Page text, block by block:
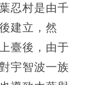
忍村是由千
建立，然
臺後，由于
宇智波一族